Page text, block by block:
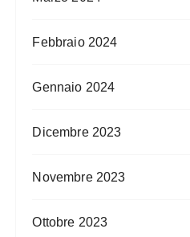
Febbraio 2024
Gennaio 2024
Dicembre 2023
Novembre 2023
Ottobre 2023